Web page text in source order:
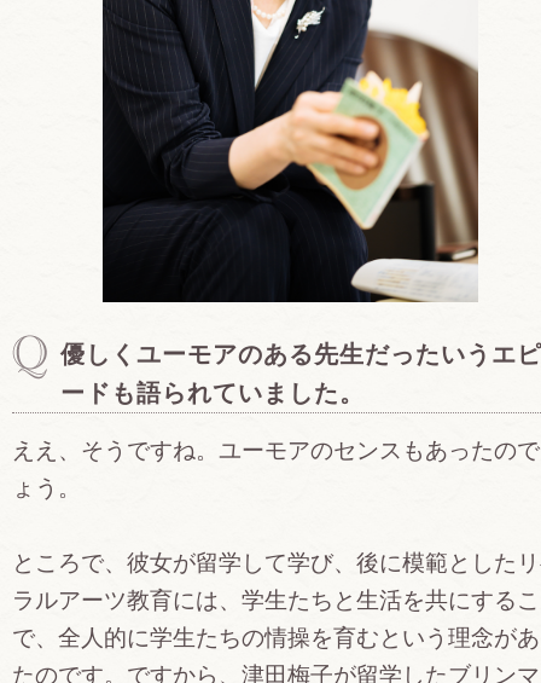
優しくユーモアのある先生だったいうエ
ードも語られていました。
ええ、そうですね。ユーモアのセンスもあったの
ょう。
ところで、彼女が留学して学び、後に模範とした
ラルアーツ教育には、学生たちと生活を共にする
で、全人的に学生たちの情操を育むという理念が
たのです。ですから、津田梅子が留学したブリン